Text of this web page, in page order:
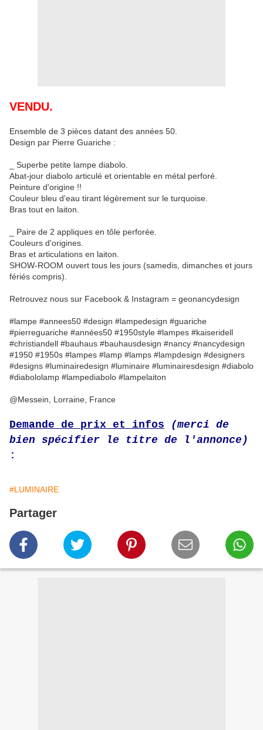
VENDU.
Ensemble de 3 pièces datant des années 50.
Design par Pierre Guariche :
_ Superbe petite lampe diabolo.
Abat-jour diabolo articulé et orientable en métal perforé.
Peinture d'origine !!
Couleur bleu d'eau tirant légèrement sur le turquoise.
Bras tout en laiton.
_ Paire de 2 appliques en tôle perforée.
Couleurs d'origines.
Bras et articulations en laiton.
SHOW-ROOM ouvert tous les jours (samedis, dimanches et jours
fériés compris).
Retrouvez nous sur Facebook & Instagram = geonancydesign
#lampe #annees50 #design #lampedesign #guariche
#pierreguariche #années50 #1950style #lampes #kaiseridell
#christiandell #bauhaus #bauhausdesign #nancy #nancydesign
#1950 #1950s #lampes #lamp #lamps #lampdesign #designers
#designs #luminairedesign #luminaire #luminairesdesign #diabolo
#diabololamp #lampediabolo #lampelaiton
@Messein, Lorraine, France
Demande de prix et infos
(merci de
bien spécifier le titre de l'annonce)
:
#LUMINAIRE
Partager